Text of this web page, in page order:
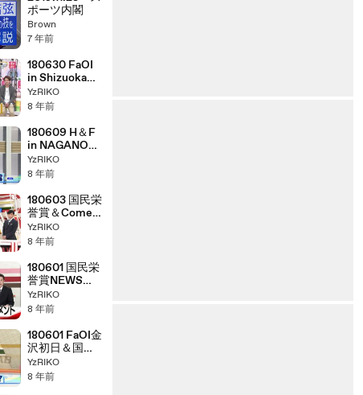
ポーツ内閣
Brown
7 年前
180630 FaOI
in Shizuoka
NEWS
YzRIKO
8 年前
180609 H＆F
in NAGANO
NEWS②
YzRIKO
8 年前
180603 国民栄
誉賞＆Come
Back 4T
YzRIKO
8 年前
180601 国民栄
誉賞NEWS＠
金沢
YzRIKO
8 年前
180601 FaOI金
沢初日＆国民
栄誉賞NEWS
YzRIKO
8 年前